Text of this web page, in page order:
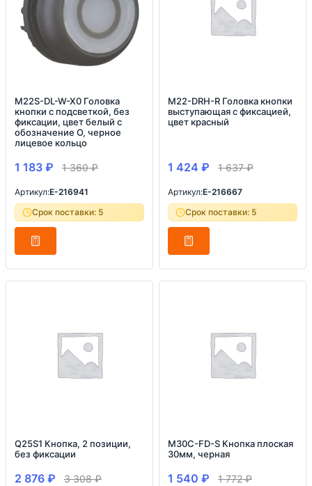
M22S-DL-W-X0 Головка
кнопки с подсветкой, без
фиксации, цвет белый с
обозначение О, черное
лицевое кольцо
1 183 ₽ 1 360₽
Артикул:E-216941
Срок поставки: 5
M22-DRH-R Головка кнопки
выступающая с фиксацией,
цвет красный
1 424 ₽ 1 637₽
Артикул:E-216667
Срок поставки: 5
Q25S1 Кнопка, 2 позиции,
без фиксации
2 876 ₽ 3 308₽
M30C-FD-S Кнопка плоская
30мм, черная
1 540 ₽ 1 772₽